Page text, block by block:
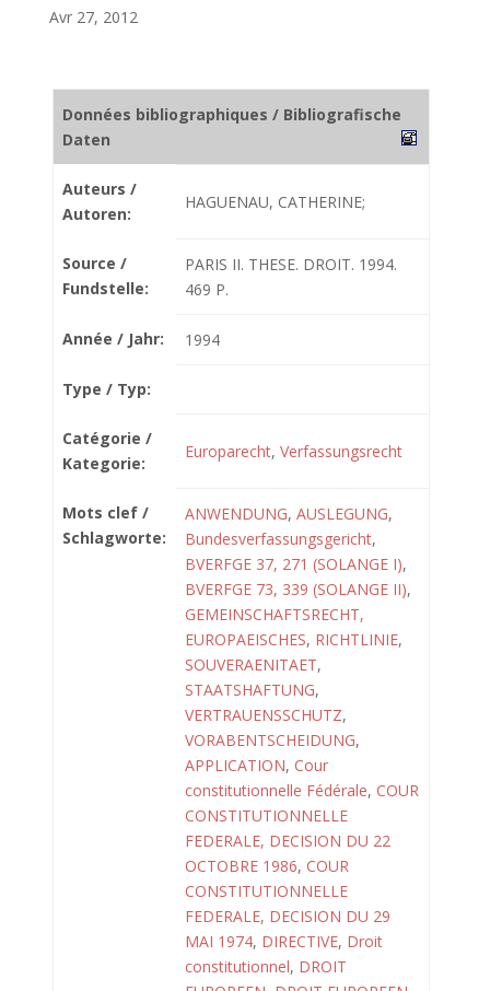
Avr 27, 2012
Données bibliographiques / Bibliografische
Daten
Auteurs /
Autoren:
HAGUENAU, CATHERINE;
Source /
Fundstelle:
PARIS II. THESE. DROIT. 1994.
469 P.
Année / Jahr: 1994
Type / Typ:
Catégorie /
Kategorie:
Europarecht, Verfassungsrecht
Mots clef /
Schlagworte:
ANWENDUNG, AUSLEGUNG,
Bundesverfassungsgericht,
BVERFGE 37, 271 (SOLANGE I),
BVERFGE 73, 339 (SOLANGE II),
GEMEINSCHAFTSRECHT,
EUROPAEISCHES, RICHTLINIE,
SOUVERAENITAET,
STAATSHAFTUNG,
VERTRAUENSSCHUTZ,
VORABENTSCHEIDUNG,
APPLICATION, Cour
constitutionnelle Fédérale, COUR
CONSTITUTIONNELLE
FEDERALE, DECISION DU 22
OCTOBRE 1986, COUR
CONSTITUTIONNELLE
FEDERALE, DECISION DU 29
MAI 1974, DIRECTIVE, Droit
constitutionnel, DROIT